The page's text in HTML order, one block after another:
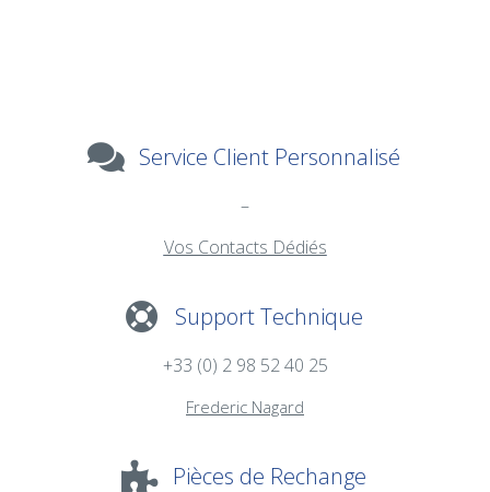
Service Client Personnalisé
–
Vos Contacts Dédiés
Support Technique
+33 (0) 2 98 52 40 25
Frederic Nagard
Pièces de Rechange